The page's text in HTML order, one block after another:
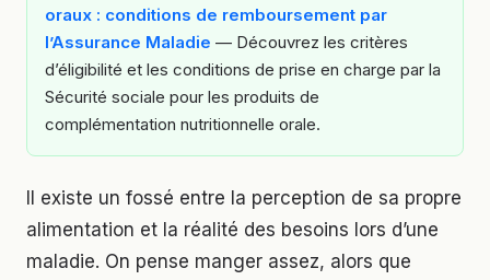
oraux : conditions de remboursement par
l’Assurance Maladie — Découvrez les critères
d’éligibilité et les conditions de prise en charge par la
Sécurité sociale pour les produits de
complémentation nutritionnelle orale.
Il existe un fossé entre la perception de sa propre
alimentation et la réalité des besoins lors d’une
maladie. On pense manger assez, alors que